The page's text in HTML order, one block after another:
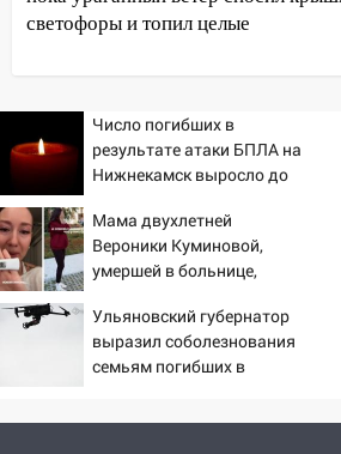
дисков: как повседневные
незаметно разрушают наш
внезапных подарков
на 10 августа
09.08.2026
21:58
моста утопили автомобиль
20:20
Итоги 9 августа в
области: разгул стихии,
человека на Волге и
коллапс
деревья в парке «Победы»
светофоры и топил целые
Число погибших в
результате атаки БПЛА на
Нижнекамск выросло до
Мама двухлетней
Вероники Куминовой,
умершей в больнице,
девочку
Ульяновский губернатор
выразил соболезнования
семьям погибших в